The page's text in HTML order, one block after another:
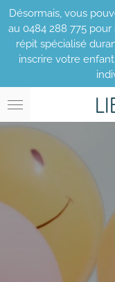
Passer
au
contenu
principal
Désormais, vous
au 0484 288 775
répit spécialisé
inscrire votre